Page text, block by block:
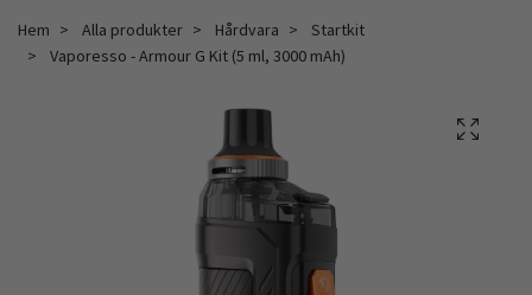
Hem Alla produkter Hårdvara
Startkit
Vaporesso - Armour G Kit (5 ml, 3000 mAh)